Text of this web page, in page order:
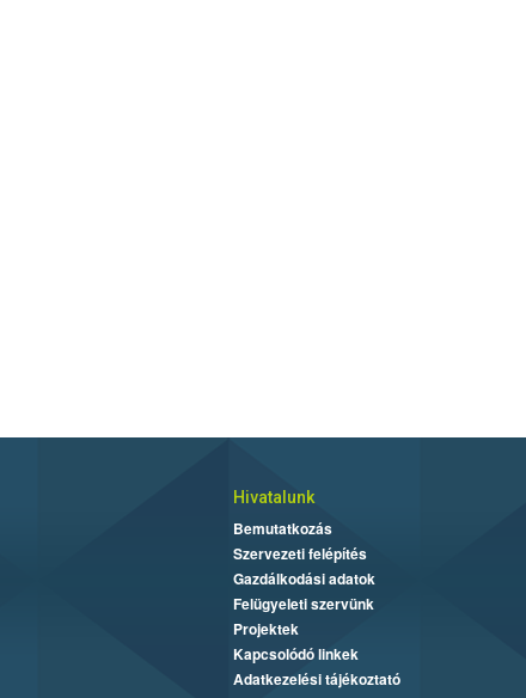
Hivatalunk
Bemutatkozás
Szervezeti felépítés
Gazdálkodási adatok
Felügyeleti szervünk
Projektek
Kapcsolódó linkek
Adatkezelési tájékoztató